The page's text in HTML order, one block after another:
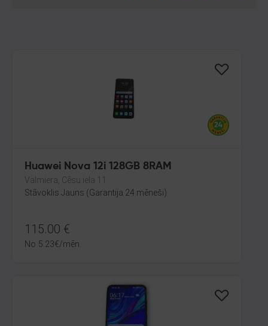
Huawei Nova 12i 128GB 8RAM
Valmiera, Cēsu iela 11
Stāvoklis Jauns (Garantija 24 mēneši)
115.00 €
No 5.23€/mēn.